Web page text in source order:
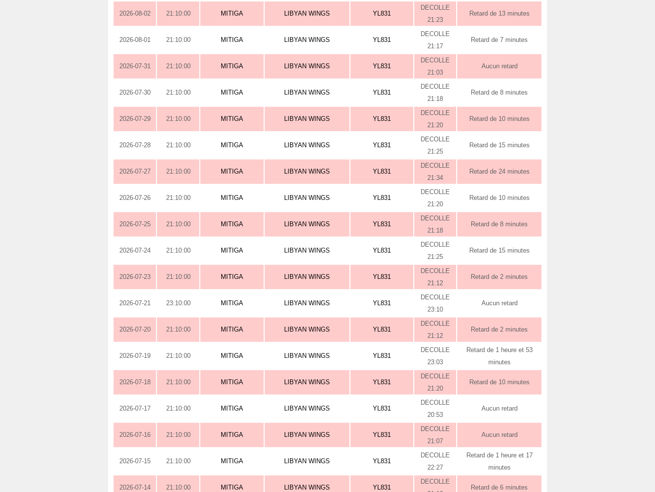
2026-08-02 21:10:00 MITIGA LIBYAN WINGS YL831
DECOLLE
21:23
Retard de 13 minutes
2026-08-01 21:10:00 MITIGA LIBYAN WINGS YL831
DECOLLE
21:17
Retard de 7 minutes
2026-07-31 21:10:00 MITIGA LIBYAN WINGS YL831
DECOLLE
21:03
Aucun retard
2026-07-30 21:10:00 MITIGA LIBYAN WINGS YL831
DECOLLE
21:18
Retard de 8 minutes
2026-07-29 21:10:00 MITIGA LIBYAN WINGS YL831
DECOLLE
21:20
Retard de 10 minutes
2026-07-28 21:10:00 MITIGA LIBYAN WINGS YL831
DECOLLE
21:25
Retard de 15 minutes
2026-07-27 21:10:00 MITIGA LIBYAN WINGS YL831
DECOLLE
21:34
Retard de 24 minutes
2026-07-26 21:10:00 MITIGA LIBYAN WINGS YL831
DECOLLE
21:20
Retard de 10 minutes
2026-07-25 21:10:00 MITIGA LIBYAN WINGS YL831
DECOLLE
21:18
Retard de 8 minutes
2026-07-24 21:10:00 MITIGA LIBYAN WINGS YL831
DECOLLE
21:25
Retard de 15 minutes
2026-07-23 21:10:00 MITIGA LIBYAN WINGS YL831
DECOLLE
21:12
Retard de 2 minutes
2026-07-21 23:10:00 MITIGA LIBYAN WINGS YL831
DECOLLE
23:10
Aucun retard
2026-07-20 21:10:00 MITIGA LIBYAN WINGS YL831
DECOLLE
21:12
Retard de 2 minutes
2026-07-19 21:10:00 MITIGA LIBYAN WINGS YL831
DECOLLE
23:03
Retard de 1 heure et 53
minutes
2026-07-18 21:10:00 MITIGA LIBYAN WINGS YL831
DECOLLE
21:20
Retard de 10 minutes
2026-07-17 21:10:00 MITIGA LIBYAN WINGS YL831
DECOLLE
20:53
Aucun retard
2026-07-16 21:10:00 MITIGA LIBYAN WINGS YL831
DECOLLE
21:07
Aucun retard
2026-07-15 21:10:00 MITIGA LIBYAN WINGS YL831
DECOLLE
22:27
Retard de 1 heure et 17
minutes
2026-07-14 21:10:00 MITIGA LIBYAN WINGS YL831
DECOLLE
Retard de 6 minutes